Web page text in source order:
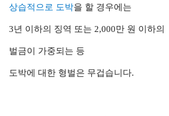
상습적으로 도박을 할 경우에는
3년 이하의 징역 또는 2,000만 원 이하의
벌금이 가중되는 등
도박에 대한 형벌은 무겁습니다.